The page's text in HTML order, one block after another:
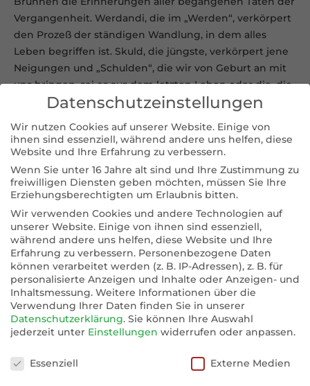
Vergangenheit. Werdandi, die im „Werden“, verkörpert
den Prozeß der ständigen Wandlung, in dem alles
Leben begriffen ist. Skuld, die jüngste, verkörpert jene
Neigungen und „Schulden“, die wir von Geburt an mit
uns bringen, sei es aus dem letzten Leben oder die, die
unserem Familien-/ Ahnenleben entstammen. So ist
wird beeinflußt durch unser Verhalten (Werdandi),
welches unsere Zukunft (Skuld) mitbestimmt.
Je hartnäckiger wir versuchen, uns den
Gesetzmäßigkeiten unseres Wesenskerns zu entziehen,
desto beharrlicher holt es uns wieder ein. Alle
Komplikationen, denen wir auf unserem Lebensweg
begegnen, sind eine Art Umweg, den wir zurücklegen
müssen, um später, im Rückblick, die eigenen Fehler
erkennen zu können. Viele scheinen sich daher auf
ihrem Lebensweg rettungslos zu verlaufen, bis sie
irgendwann erschöft ihr Dasein beenden. Daher kann
sich jeder glücklich schätzen, dessen Weg und
vorgegebenen beziehungsweise selbst gewählten
Datenschutzeinstellungen
Wir nutzen Cookies auf unserer Website. Einige von
ihnen sind essenziell, während andere uns helfen, diese
Website und Ihre Erfahrung zu verbessern.
Wenn Sie unter 16 Jahre alt sind und Ihre Zustimmung zu
freiwilligen Diensten geben möchten, müssen Sie Ihre
Erziehungsberechtigten um Erlaubnis bitten.
Wir verwenden Cookies und andere Technologien auf
unserer Website. Einige von ihnen sind essenziell,
während andere uns helfen, diese Website und Ihre
Erfahrung zu verbessern. Personenbezogene Daten
können verarbeitet werden (z. B. IP-Adressen), z. B. für
personalisierte Anzeigen und Inhalte oder Anzeigen- und
Inhaltsmessung. Weitere Informationen über die
Verwendung Ihrer Daten finden Sie in unserer
Datenschutzerklärung. Sie können Ihre Auswahl
jederzeit unter Einstellungen widerrufen oder anpassen.
Essenziell Externe Medien